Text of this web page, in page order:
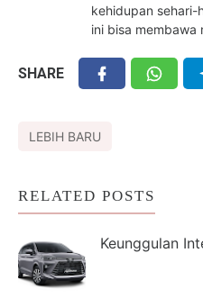
kehidupan sehari-
ini bisa membawa
SHARE
LEBIH BARU
RELATED POSTS
Keunggulan